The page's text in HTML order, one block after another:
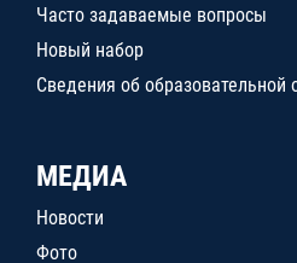
Часто задаваемые вопросы
Новый набор
Сведения об образовательной
МЕДИА
Новости
Фото